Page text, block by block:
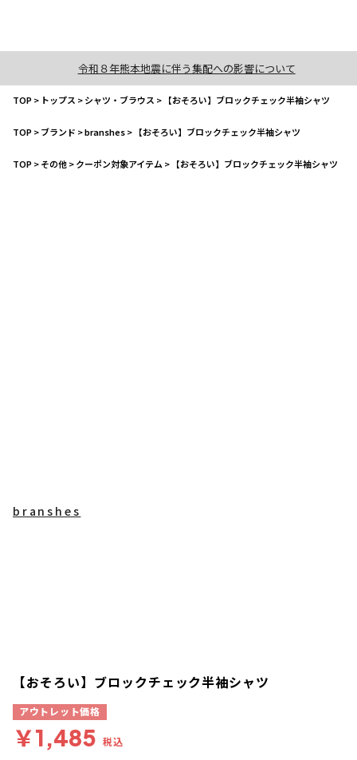
令和８年熊本地震に伴う集配への影響について
TOP> トップス >シャツ・ブラウス > 【おそろい】ブロックチェック半袖シャツ
TOP>ブランド >branshes> 【おそろい】ブロックチェック半袖シャツ
TOP>その他>クーポン対象アイテム > 【おそろい】ブロックチェック半袖シャツ
branshes
【おそろい】ブロックチェック半袖シャツ
アウトレット価格
￥1,485 税込